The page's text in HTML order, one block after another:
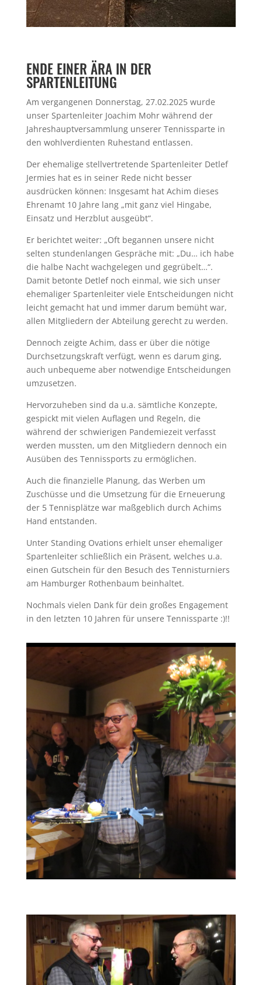
ENDE EINER ÄRA IN DER
SPARTENLEITUNG
Am vergangenen Donnerstag, 27.02.2025 wurde
unser Spartenleiter Joachim Mohr während der
Jahreshauptversammlung unserer Tennissparte in
den wohlverdienten Ruhestand entlassen.
Der ehemalige stellvertretende Spartenleiter Detlef
Jermies hat es in seiner Rede nicht besser
ausdrücken können: Insgesamt hat Achim dieses
Ehrenamt 10 Jahre lang „mit ganz viel Hingabe,
Einsatz und Herzblut ausgeübt“.
Er berichtet weiter: „Oft begannen unsere nicht
selten stundenlangen Gespräche mit: „Du… ich habe
die halbe Nacht wachgelegen und gegrübelt…“.
Damit betonte Detlef noch einmal, wie sich unser
ehemaliger Spartenleiter viele Entscheidungen nicht
leicht gemacht hat und immer darum bemüht war,
allen Mitgliedern der Abteilung gerecht zu werden.
Dennoch zeigte Achim, dass er über die nötige
Durchsetzungskraft verfügt, wenn es darum ging,
auch unbequeme aber notwendige Entscheidungen
umzusetzen.
Hervorzuheben sind da u.a. sämtliche Konzepte,
gespickt mit vielen Auflagen und Regeln, die
während der schwierigen Pandemiezeit verfasst
werden mussten, um den Mitgliedern dennoch ein
Ausüben des Tennissports zu ermöglichen.
Auch die finanzielle Planung, das Werben um
Zuschüsse und die Umsetzung für die Erneuerung
der 5 Tennisplätze war maßgeblich durch Achims
Hand entstanden.
Unter Standing Ovations erhielt unser ehemaliger
Spartenleiter schließlich ein Präsent, welches u.a.
einen Gutschein für den Besuch des Tennisturniers
am Hamburger Rothenbaum beinhaltet.
Nochmals vielen Dank für dein großes Engagement
in den letzten 10 Jahren für unsere Tennissparte :)!!